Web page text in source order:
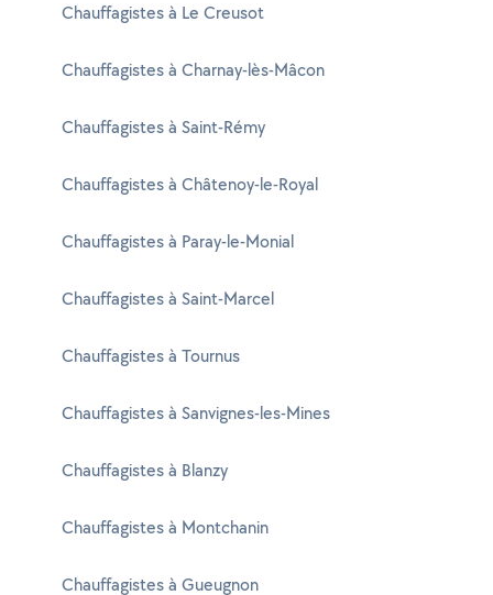
Chauffagistes à Le Creusot
Chauffagistes à Charnay-lès-Mâcon
Chauffagistes à Saint-Rémy
Chauffagistes à Châtenoy-le-Royal
Chauffagistes à Paray-le-Monial
Chauffagistes à Saint-Marcel
Chauffagistes à Tournus
Chauffagistes à Sanvignes-les-Mines
Chauffagistes à Blanzy
Chauffagistes à Montchanin
Chauffagistes à Gueugnon